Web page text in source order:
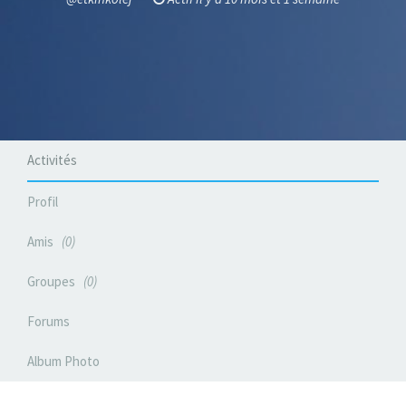
Activités
Profil
Amis 0
Groupes 0
Forums
Album Photo